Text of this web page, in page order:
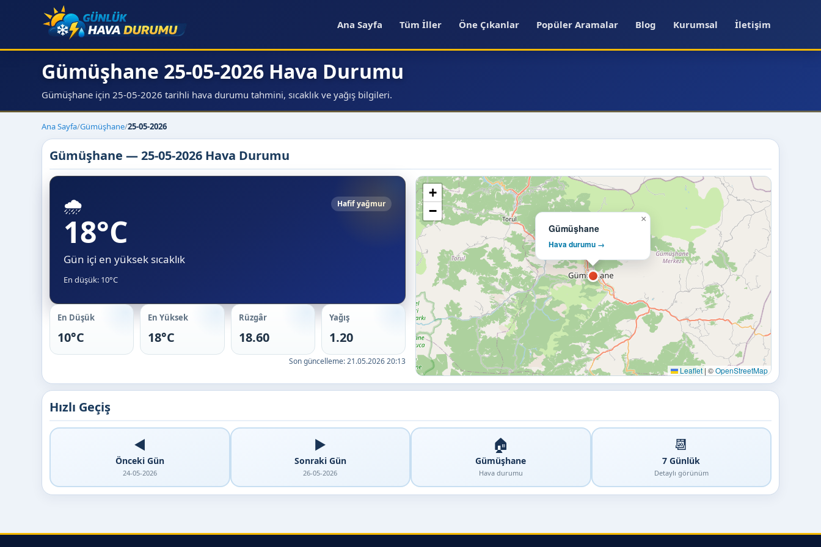
Ana Sayfa Tüm İller Öne Çıkanlar Popüler Aramalar Blog Kurumsal İletişim
Gümüşhane 25-05-2026 Hava Durumu
Gümüşhane için 25-05-2026 tarihli hava durumu tahmini, sıcaklık ve yağış bilgileri.
Ana Sayfa/Gümüşhane/25-05-2026
Gümüşhane — 25-05-2026 Hava Durumu
🌧️ Hafif yağmur
18°C
Gün içi en yüksek sıcaklık
En düşük: 10°C
En Düşük
10°C
En Yüksek
18°C
Rüzgâr
18.60
Yağış
1.20
Son güncelleme:21.05.2026 20:13
Gümüşhane
Hava durumu →
×
+
−
Leaflet | ©OpenStreetMap
Hızlı Geçiş
◀️
Önceki Gün
24-05-2026
▶️
Sonraki Gün
26-05-2026
🏠
Gümüşhane
Hava durumu
📆
7 Günlük
Detaylı görünüm